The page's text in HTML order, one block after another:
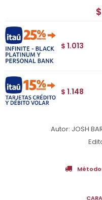
$
$ 1.013
$ 1.148
Autor: JOSH